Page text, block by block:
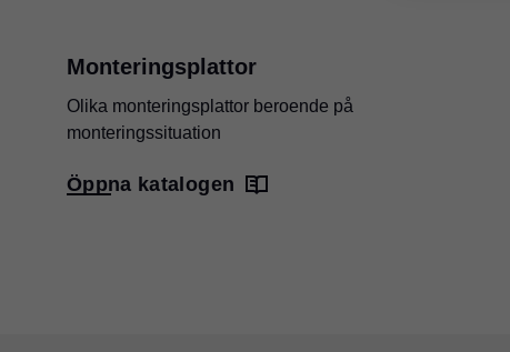
Monteringsplattor
Olika monteringsplattor beroende på
monteringssituation
Öppna katalogen